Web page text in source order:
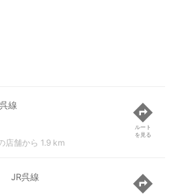
線
店舗から 1.9 km
ルート
を見る
JR呉線